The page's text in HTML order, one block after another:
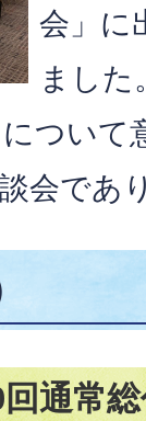
会」に
ました
ついて
会であ
通常